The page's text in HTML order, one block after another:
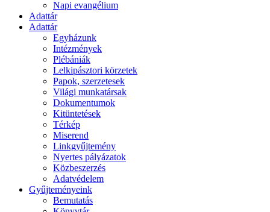
Napi evangélium
Adattár
Adattár
Egyházunk
Intézmények
Plébániák
Lelkipásztori körzetek
Papok, szerzetesek
Világi munkatársak
Dokumentumok
Kitüntetések
Térkép
Miserend
Linkgyűjtemény
Nyertes pályázatok
Közbeszerzés
Adatvédelem
Gyűjteményeink
Bemutatás